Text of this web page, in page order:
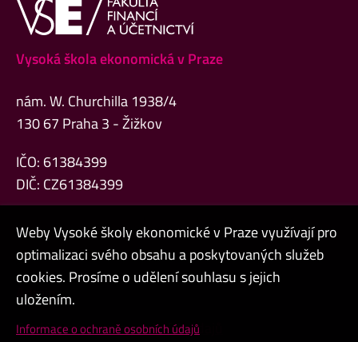
Vysoká škola ekonomická v Praze
nám. W. Churchilla 1938/4
130 67 Praha 3 - Žižkov
IČO: 61384399
DIČ: CZ61384399
Admin
Cookies a ochrana osobních údajů
Weby Vysoké školy ekonomické v Praze využívají pro
optimalizaci svého obsahu a poskytovaných služeb
cookies. Prosíme o udělení souhlasu s jejich
uložením.
Informace o ochraně osobních údajů